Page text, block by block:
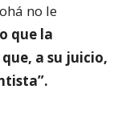
no le
que la
a su juicio,